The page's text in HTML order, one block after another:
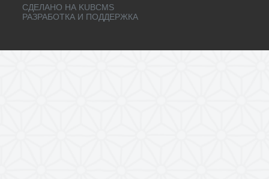
СДЕЛАНО НА KUBCMS
РАЗРАБОТКА И ПОДДЕРЖКА